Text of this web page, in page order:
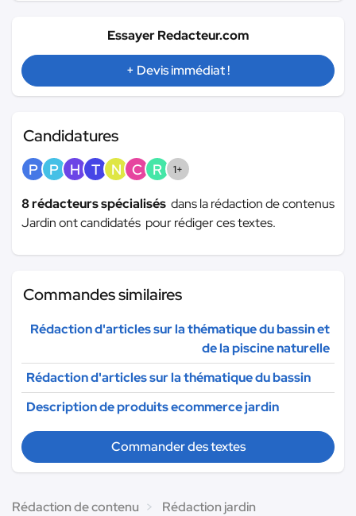
Essayer Redacteur.com
+ Devis immédiat !
Candidatures
P P H T N C R 1+
8 rédacteurs spécialisés dans la rédaction de contenus
Jardin ont candidatés pour rédiger ces textes.
Commandes similaires
Rédaction d'articles sur la thématique du bassin et
de la piscine naturelle
Rédaction d'articles sur la thématique du bassin
Description de produits ecommerce jardin
Commander des textes
Rédaction de contenu
Rédaction jardin